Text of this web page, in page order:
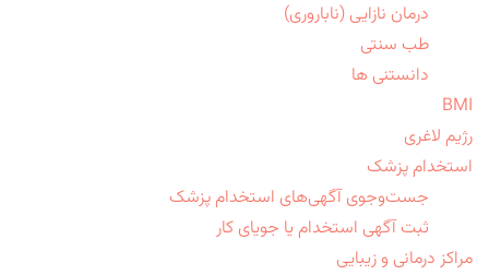
درمان نازایی (ناباروری)
طب سنتی
دانستنی ها
BMI
رژیم لاغری
استخدام پزشک
جست‌وجوی آگهی‌های استخدام پزشک
ثبت آگهی استخدام یا جویای کار
مراکز درمانی و زیبایی